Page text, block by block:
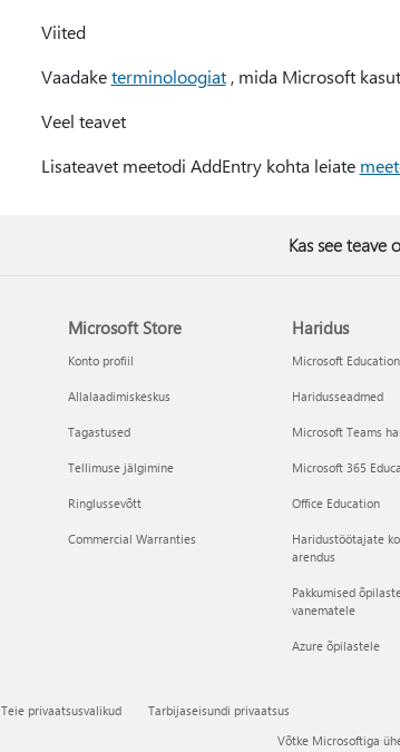
Viited
Vaadaketerminoloogiat, mida Microsoft
Veel teavet
Lisateavet meetodi AddEntry kohta leiate
Kas see teave
Microsoft Store
Konto profiil
Allalaadimiskeskus
Tagastused
Tellimuse jälgimine
Ringlussevõtt
Commercial Warranties
Haridus
Microsoft Education
Haridusseadmed
Microsoft Teams
Microsoft 365
Office Education
Haridustöötajate
arendus
Pakkumised
vanematele
Azure õpilastele
Teie privaatsusvalikud
Tarbijaseisundi privaatsus
Võtke Microsoftiga